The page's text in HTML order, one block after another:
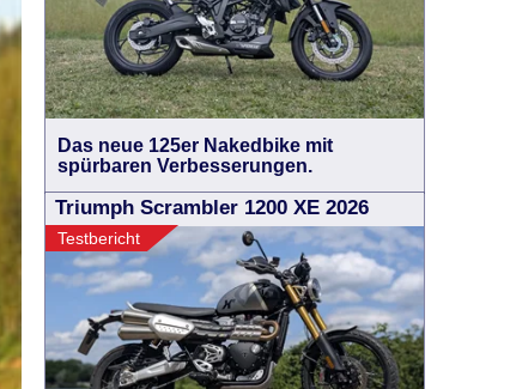
Das neue 125er Nakedbike mit
spürbaren Verbesserungen.
Triumph Scrambler 1200 XE 2026
Testbericht